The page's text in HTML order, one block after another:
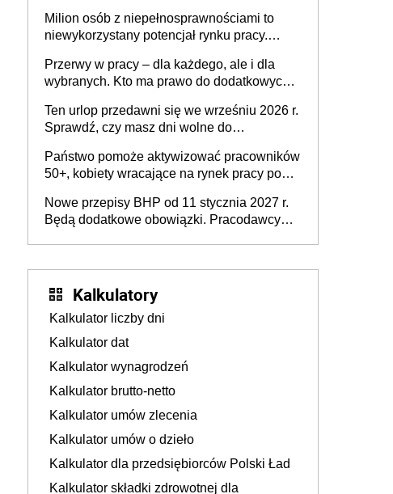
Milion osób z niepełnosprawnościami to
niewykorzystany potencjał rynku pracy.
dofinansowań czy refundacji, ale bariery po
stronie systemu i świadomości
pracodawców [WYWIAD]
Przerwy w pracy – dla każdego, ale i dla
wybranych. Kto ma prawo do dodatkowych
Ten urlop przedawni się we wrześniu 2026 r.
Sprawdź, czy masz dni wolne do
Państwo pomoże aktywizować pracowników
50+, kobiety wracające na rynek pracy po
osoby neuroatypowe. Powstanie Fundusz
na rzecz Inkluzywności w Zatrudnianiu?
Nowe przepisy BHP od 11 stycznia 2027 r.
Będą dodatkowe obowiązki. Pracodawcy
Kalkulatory
Kalkulator liczby dni
Kalkulator dat
Kalkulator wynagrodzeń
Kalkulator brutto-netto
Kalkulator umów zlecenia
Kalkulator umów o dzieło
Kalkulator dla przedsiębiorców Polski Ład
Kalkulator składki zdrowotnej dla